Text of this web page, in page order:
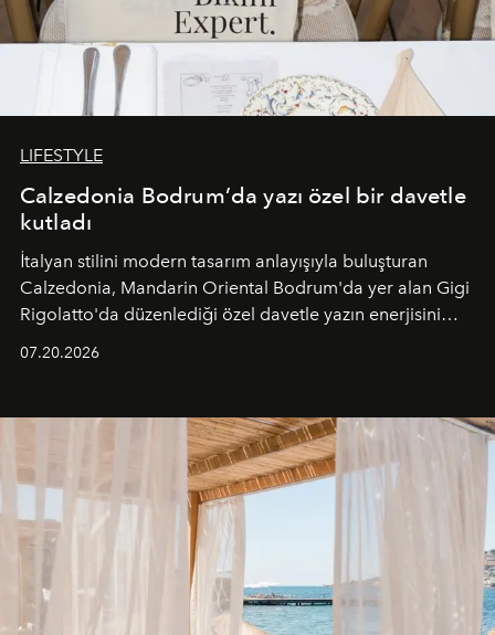
LIFESTYLE
Calzedonia Bodrum’da yazı özel bir davetle
kutladı
İtalyan stilini modern tasarım anlayışıyla buluşturan
Calzedonia, Mandarin Oriental Bodrum'da yer alan Gigi
Rigolatto'da düzenlediği özel davetle yazın enerjisini
07.20.2026